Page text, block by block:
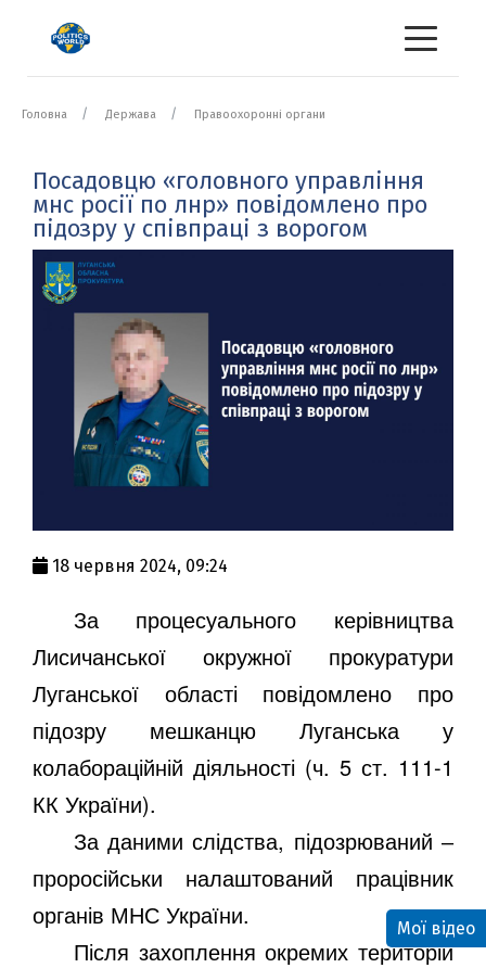
Головна Держава Правоохоронні органи
Посадовцю «головного управління
мнс росії по лнр» повідомлено про
підозру у співпраці з ворогом
18 червня 2024, 09:24
За процесуального керівництва
Лисичанської окружної прокуратури
Луганської області повідомлено про
підозру мешканцю Луганська у
колабораційній діяльності (ч. 5 ст. 111-1
КК України).
За даними слідства, підозрюваний ‒
проросійськи налаштований працівник
органів МНС України.
Після захоплення окремих територій
Мої відео